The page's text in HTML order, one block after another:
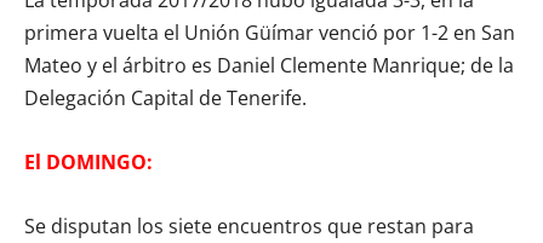
primera vuelta el Unión Güímar venció por 1-2 en San
Mateo y el árbitro es Daniel Clemente Manrique; de la
Delegación Capital de Tenerife.
El DOMINGO:
Se disputan los siete encuentros que restan para